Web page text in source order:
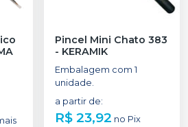
Pincel Mini Chato 383
- KERAMIK
Embalagem com 1
unidade.
a partir de:
R$ 23,92 no Pix